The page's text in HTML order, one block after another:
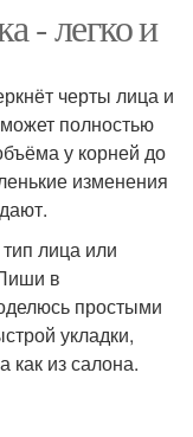
- легко и
черты лица и
полностью
у корней до
изменения
лица или
в
простыми
укладки,
как из салона.